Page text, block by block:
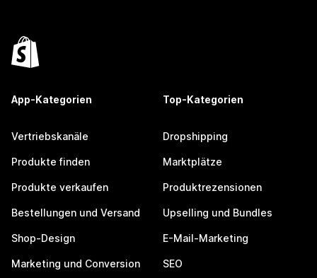
App-Kategorien
Vertriebskanäle
Produkte finden
Produkte verkaufen
Bestellungen und Versand
Shop-Design
Marketing und Conversion
Top-Kategorien
Dropshipping
Marktplätze
Produktrezensionen
Upselling und Bundles
E-Mail-Marketing
SEO